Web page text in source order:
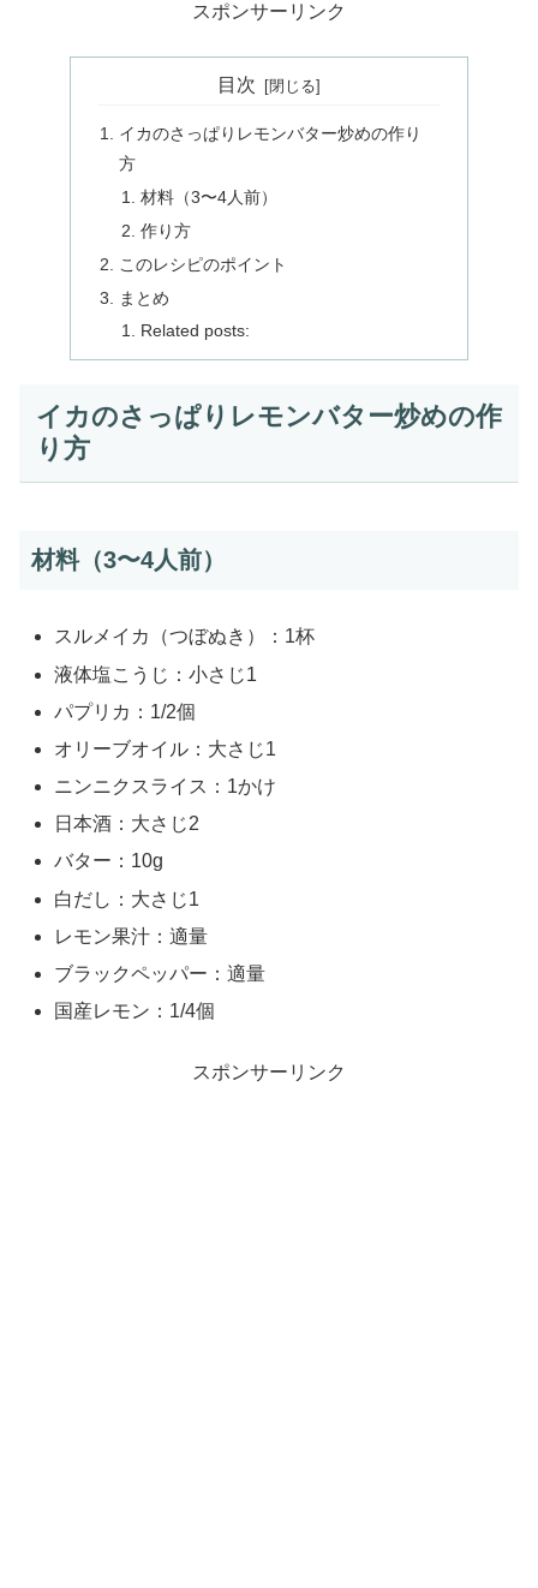
スポンサーリンク
目次
イカのさっぱりレモンバター炒めの作り
方
材料（3〜4人前）
作り方
このレシピのポイント
まとめ
Related posts:
イカのさっぱりレモンバター炒めの作
り方
材料（3〜4人前）
スルメイカ（つぼぬき）：1杯
液体塩こうじ：小さじ1
パプリカ：1/2個
オリーブオイル：大さじ1
ニンニクスライス：1かけ
日本酒：大さじ2
バター：10g
白だし：大さじ1
レモン果汁：適量
ブラックペッパー：適量
国産レモン：1/4個
スポンサーリンク